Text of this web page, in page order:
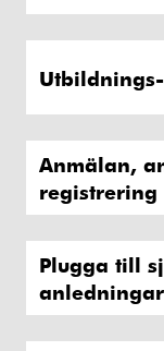
Anmälan,
registrering
Plugga till
anledningar